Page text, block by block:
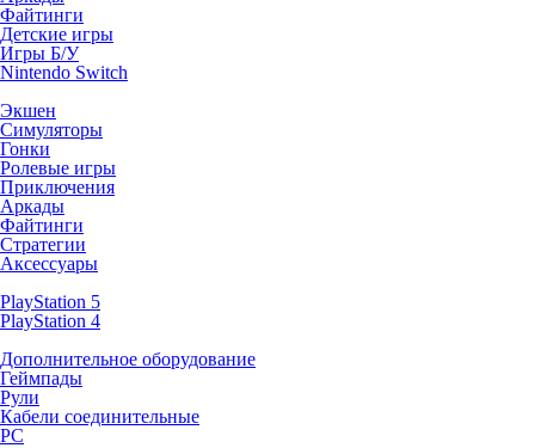
Файтинги
Детские игры
Игры Б/У
Nintendo Switch
Экшен
Симуляторы
Гонки
Ролевые игры
Приключения
Аркады
Файтинги
Стратегии
Аксессуары
PlayStation 5
PlayStation 4
Дополнительное оборудование
Геймпады
Рули
Кабели соединительные
PC